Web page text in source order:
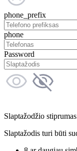
phone_prefix
phone
Password
Slaptažodžio
Slaptažodis turi būti